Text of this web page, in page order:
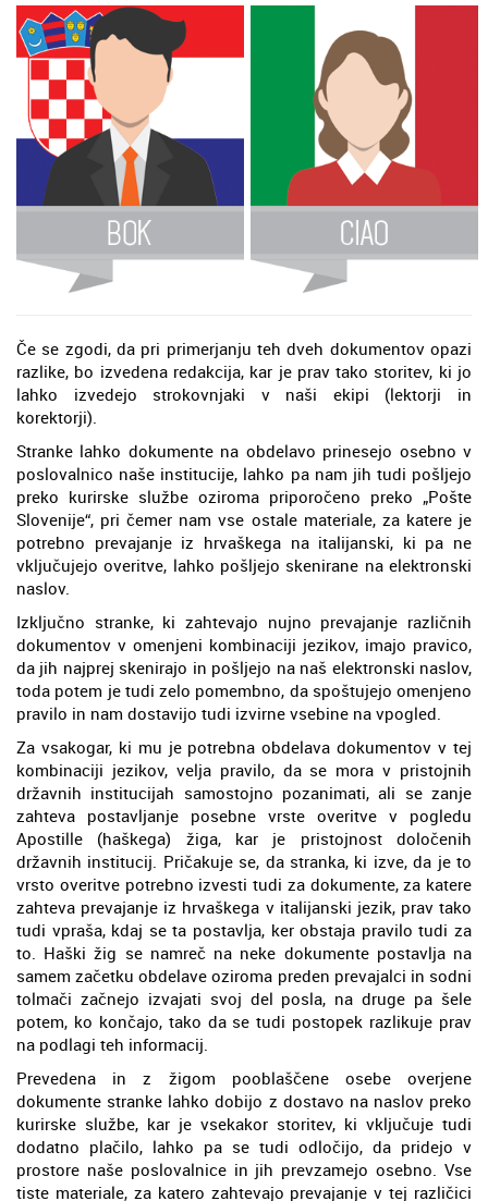
Če se zgodi, da pri primerjanju teh dveh dokumentov opazi
razlike, bo izvedena redakcija, kar je prav tako storitev, ki jo
lahko izvedejo strokovnjaki v naši ekipi (lektorji in
korektorji).
Stranke lahko dokumente na obdelavo prinesejo osebno v
poslovalnico naše institucije, lahko pa nam jih tudi pošljejo
preko kurirske službe oziroma priporočeno preko „Pošte
Slovenije“, pri čemer nam vse ostale materiale, za katere je
potrebno prevajanje iz hrvaškega na italijanski, ki pa ne
vključujejo overitve, lahko pošljejo skenirane na elektronski
naslov.
Izključno stranke, ki zahtevajo nujno prevajanje različnih
dokumentov v omenjeni kombinaciji jezikov, imajo pravico,
da jih najprej skenirajo in pošljejo na naš elektronski naslov,
toda potem je tudi zelo pomembno, da spoštujejo omenjeno
pravilo in nam dostavijo tudi izvirne vsebine na vpogled.
Za vsakogar, ki mu je potrebna obdelava dokumentov v tej
kombinaciji jezikov, velja pravilo, da se mora v pristojnih
državnih institucijah samostojno pozanimati, ali se zanje
zahteva postavljanje posebne vrste overitve v pogledu
Apostille (haškega) žiga, kar je pristojnost določenih
državnih institucij. Pričakuje se, da stranka, ki izve, da je to
vrsto overitve potrebno izvesti tudi za dokumente, za katere
zahteva prevajanje iz hrvaškega v italijanski jezik, prav tako
tudi vpraša, kdaj se ta postavlja, ker obstaja pravilo tudi za
to. Haški žig se namreč na neke dokumente postavlja na
samem začetku obdelave oziroma preden prevajalci in sodni
tolmači začnejo izvajati svoj del posla, na druge pa šele
potem, ko končajo, tako da se tudi postopek razlikuje prav
na podlagi teh informacij.
Prevedena in z žigom pooblaščene osebe overjene
dokumente stranke lahko dobijo z dostavo na naslov preko
kurirske službe, kar je vsekakor storitev, ki vključuje tudi
dodatno plačilo, lahko pa se tudi odločijo, da pridejo v
prostore naše poslovalnice in jih prevzamejo osebno. Vse
tiste materiale, za katero zahtevajo prevajanje v tej različici